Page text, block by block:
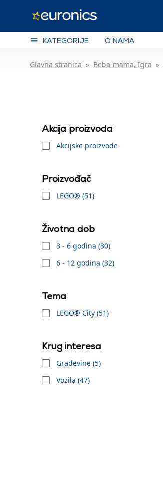
KATEGORIJE O NAMA
Glavna stranica Beba-mama, Igra
Akcija proizvoda
Akcijske proizvode
Proizvođač
LEGO® (51)
Životna dob
3 - 6 godina (30)
6 - 12 godina (32)
Tema
LEGO® City (51)
Krug interesa
Građevine (5)
Vozila (47)